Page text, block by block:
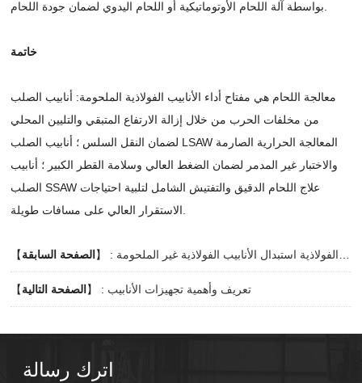
خاتمة
معالجة اللحام هي مفتاح أداء الأنابيب الفولاذية الملحومة: أنابيب الصلب
من مخلفات الحرب من خلال إزالة الارتفاع المتبقي والتليين المحلي
لضمان النقل السلس ؛ أنابيب الصلب LSAW المعالجة الحرارية الصارمة
والاختبار غير المدمر لضمان الضغط العالي وسلامة القطر الكبير ؛ أنابيب
الصلب SSAW علاج اللحام الدقيق والتفتيش الشامل لتلبية احتياجات
【الصفحة السابقة 】 : ما إذا كان يمكن للأنابيب الفولاذية استبدال الأنابيب الفولاذية غير الملحومة
【الصفحة التالية 】 : تعريف وأهمية تجهيزات الأنابيب
اترك رسالة